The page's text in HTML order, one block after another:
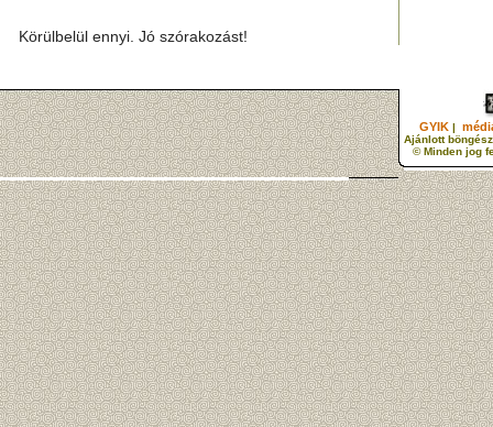
Körülbelül ennyi. Jó szórakozást!
GYIK |
Ajánlott
© Minden jog